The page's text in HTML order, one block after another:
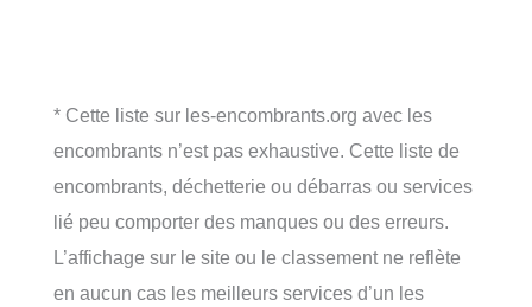
* Cette liste sur les-encombrants.org avec les
encombrants n’est pas exhaustive. Cette liste de
encombrants, déchetterie ou débarras ou services
lié peu comporter des manques ou des erreurs.
L’affichage sur le site ou le classement ne reflète
en aucun cas les meilleurs services d’un les